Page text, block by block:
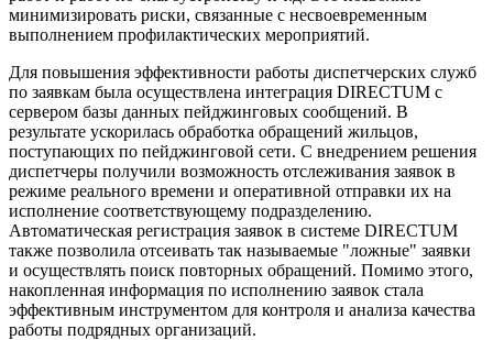
минимизировать риски, связанные с несвоевременным
выполнением профилактических мероприятий.
Для повышения эффективности работы диспетчерских служб
по заявкам была осуществлена интеграция DIRECTUM с
сервером базы данных пейджинговых сообщений. В
результате ускорилась обработка обращений жильцов,
поступающих по пейджинговой сети. С внедрением решения
диспетчеры получили возможность отслеживания заявок в
режиме реального времени и оперативной отправки их на
исполнение соответствующему подразделению.
Автоматическая регистрация заявок в системе DIRECTUM
также позволила отсеивать так называемые "ложные" заявки
и осуществлять поиск повторных обращений. Помимо этого,
накопленная информация по исполнению заявок стала
эффективным инструментом для контроля и анализа качества
работы подрядных организаций.